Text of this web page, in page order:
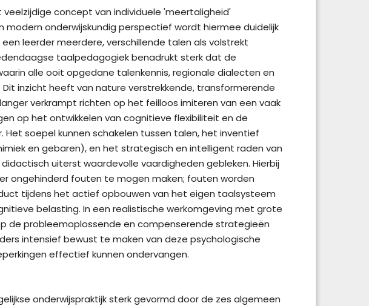
concept van individuele 'meertaligheid'
onderwijskundig perspectief wordt hiermee duidelijk
leerder meerdere, verschillende talen als volstrekt
taalpedagogiek benadrukt sterk dat de
alle ooit opgedane talenkennis, regionale dialecten en
inzicht heeft van nature verstrekkende, transformerende
verkrampt richten op het feilloos imiteren van een vaak
op het ontwikkelen van cognitieve flexibiliteit en de
soepel kunnen schakelen tussen talen, het inventief
en gebaren), en het strategisch en intelligent raden van
uiterst waardevolle vaardigheden gebleken. Hierbij
ongehinderd fouten te mogen maken; fouten worden
tijdens het actief opbouwen van het eigen taalsysteem
belasting. In een realistische werkomgeving met grote
de probleemoplossende en compenserende strategieën
intensief bewust te maken van deze psychologische
effectief kunnen ondervangen.
onderwijspraktijk sterk gevormd door de zes algemeen